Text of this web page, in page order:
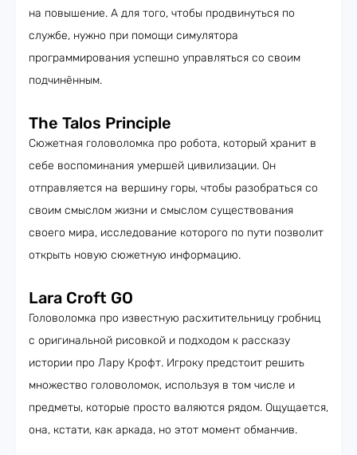
на повышение. А для того, чтобы продвинуться по
службе, нужно при помощи симулятора
программирования успешно управляться со своим
подчинённым.
The Talos Principle
Сюжетная головоломка про робота, который хранит в
себе воспоминания умершей цивилизации. Он
отправляется на вершину горы, чтобы разобраться со
своим смыслом жизни и смыслом существования
своего мира, исследование которого по пути позволит
открыть новую сюжетную информацию.
Lara Croft GO
Головоломка про известную расхитительницу гробниц
с оригинальной рисовкой и подходом к рассказу
истории про Лару Крофт. Игроку предстоит решить
множество головоломок, используя в том числе и
предметы, которые просто валяются рядом. Ощущается,
она, кстати, как аркада, но этот момент обманчив.